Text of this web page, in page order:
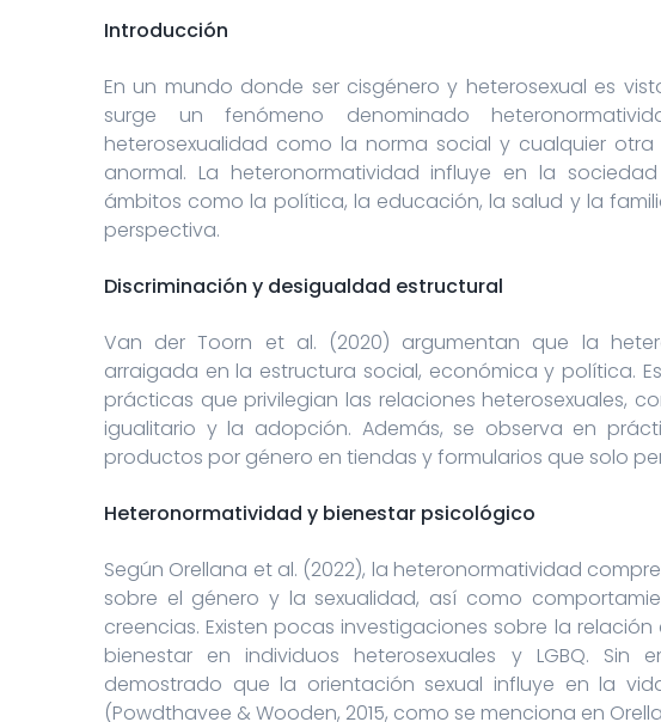
Introducción
En un mundo donde ser cisgénero y heterosexual es
surge un fenómeno denominado
heterosexualidad como la norma social y cualquier
anormal. La heteronormatividad influye en la
ámbitos como la política, la educación, la salud y la
perspectiva.
Discriminación y desigualdad estructural
Van der Toorn et al. (2020) argumentan que la
arraigada en la estructura social, económica y política.
prácticas que privilegian las relaciones heterosexuales,
igualitario y la adopción. Además, se observa en
productos por género en tiendas y formularios que solo
Heteronormatividad y bienestar psicológico
Según Orellana et al. (2022), la heteronormatividad
sobre el género y la sexualidad, así como
creencias. Existen pocas investigaciones sobre la
bienestar en individuos heterosexuales y LGBQ. Sin
demostrado que la orientación sexual influye en la
(Powdthavee & Wooden, 2015, como se menciona en